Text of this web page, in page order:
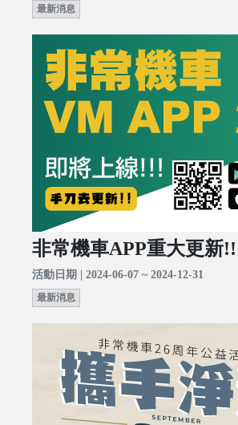
最新消息
非常機車APP重大更新
活動日期 | 2024-06-07 ~ 2024-12-31
最新消息